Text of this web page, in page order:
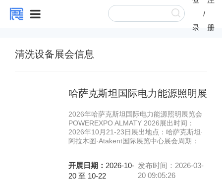
录
/
册
清洗设备展会信息
哈萨克斯坦国际电力能源照明展
2026年哈萨克斯坦国际电力能源照明展览会
POWEREXPO ALMATY 2026展出时间：
2026年10月21-23日展出地点：哈萨克斯坦·
阿拉木图·Atakent国际展览中心展会周期：
开展日期： 2026-10-
20 至 10-22
发布时间：2026-03-
20 09:05:26